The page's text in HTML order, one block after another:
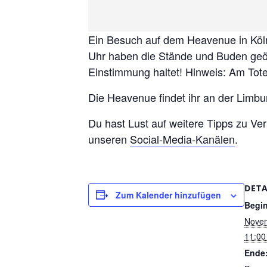
Ein Besuch auf dem Heavenue in
Uhr haben die Stände und Buden
Einstimmung haltet! Hinweis: Am
Die Heavenue findet ihr an der
Du hast Lust auf weitere Tipps zu
unseren Social-Media-Kanälen.
Zum Kalender hinzufügen